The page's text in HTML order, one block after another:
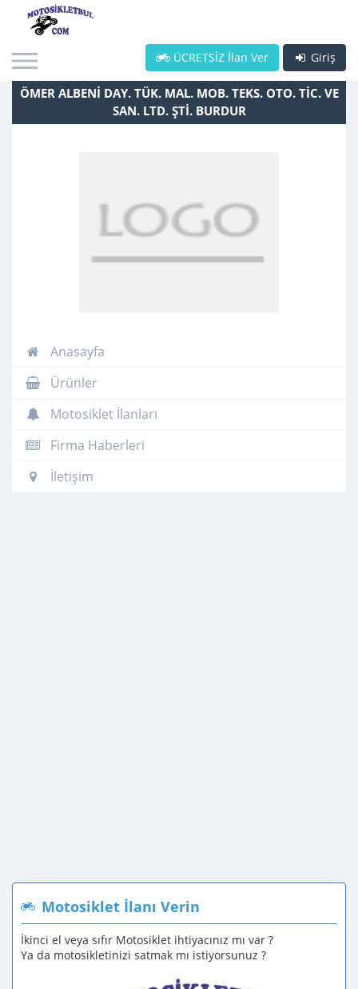
Giriş
ÜCRETSİZ İlan Ver
ÖMER ALBENİ DAY. TÜK. MAL. MOB. TEKS. OTO. TİC. VE
SAN. LTD. ŞTİ. BURDUR
Anasayfa
Ürünler
Motosiklet İlanları
Firma Haberleri
İletişim
Motosiklet İlanı Verin
İkinci el veya sıfır Motosiklet ihtiyacınız mı var ?
Ya da motosikletinizi satmak mı istiyorsunuz ?